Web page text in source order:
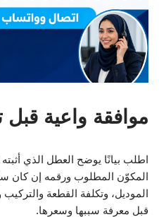
موافقة واعية
اطلب بيانًا يوضح العطل الذي
المكوّن المطلوب ورقمه إن كان
الموديل، وتكلفة القطعة والتركيب
قبل معرفة سببها وسعرها.